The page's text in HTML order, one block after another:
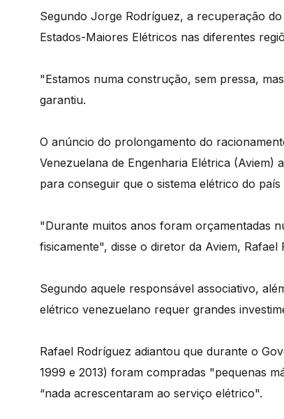
Segundo Jorge Rodríguez, a recuperação
Estados-Maiores Elétricos nas diferentes
"Estamos numa construção, sem pressa,
garantiu.
O anúncio do prolongamento do
Venezuelana de Engenharia Elétrica (Aviem)
para conseguir que o sistema elétrico do
"Durante muitos anos foram orçamentadas
fisicamente", disse o diretor da Aviem,
Segundo aquele responsável associativo,
elétrico venezuelano requer grandes
Rafael Rodríguez adiantou que durante o
1999 e 2013) foram compradas "pequenas
“nada acrescentaram ao serviço elétrico".